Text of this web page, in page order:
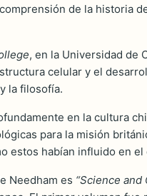
de la historia
, en la Universidad de
celular y el
la filosofía.
en la cultura
para la misión
estos habían influido en
Needham es “Science